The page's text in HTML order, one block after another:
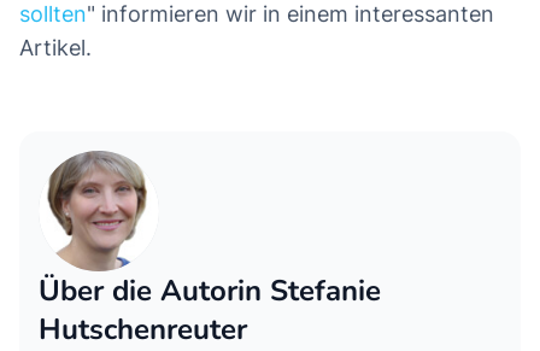
sollten" informieren wir in einem interessanten
Artikel.
Über die Autorin Stefanie
Hutschenreuter